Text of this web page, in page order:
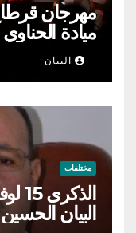
ميادة
الطرب
البيان
مختلفات
البيان